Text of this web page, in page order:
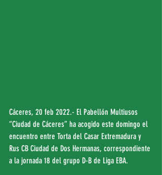
Cáceres, 20 feb 2022.- El Pabellón Multiusos
“Ciudad de Cáceres” ha acogido este domingo el
encuentro entre Torta del Casar Extremadura y
Rus CB Ciudad de Dos Hermanas, correspondiente
a la jornada 18 del grupo D-B de Liga EBA.